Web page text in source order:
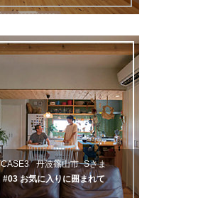
CASE3 丹波篠山市 Sさま
#03 お気に入りに囲まれて